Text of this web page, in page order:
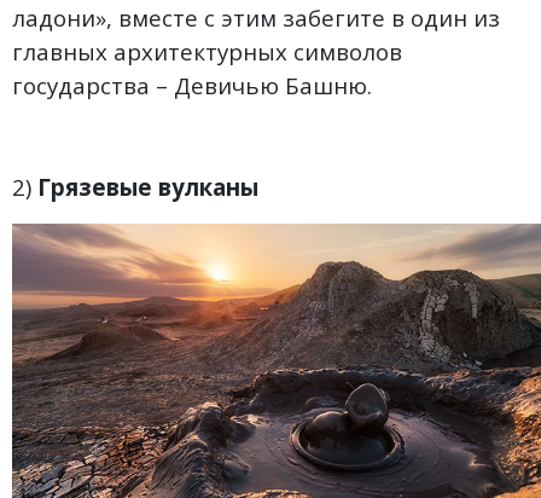
ладони», вместе с этим забегите в один из
главных архитектурных символов
государства – Девичью Башню.
2) Грязевые вулканы